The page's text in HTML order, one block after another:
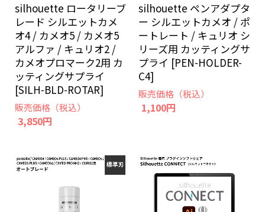
silhouette ロータリーブ
レード シルエットカメ
オ4 / カメオ5 / カメオ5
アルファ / キュリオ2 /
カメオプロマーク2用 カ
ッティングサプライ
[SILH-BLD-ROTAR]
販売価格（税込）
3,850円
silhouette ペンアダプタ
ー シルエットカメオ / ポ
ートレート / キュリオ シ
リーズ用 カッティングサ
プライ [PEN-HOLDER-
C4]
販売価格（税込）
1,100円